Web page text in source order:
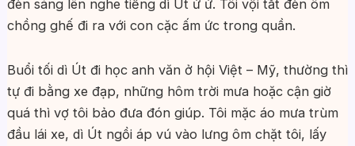
đèn sáng lên nghe tiếng dì Út ứ ứ. Tôi vội tắt đèn ôm
chồng ghế đi ra với con cặc ấm ức trong quần.
Buổi tối dì Út đi học anh văn ở hội Việt – Mỹ, thường thì
tự đi bằng xe đạp, những hôm trời mưa hoặc cận giờ
quá thì vợ tôi bảo đưa đón giúp. Tôi mặc áo mưa trùm
đầu lái xe, dì Út ngồi áp vú vào lưng ôm chặt tôi, lấy